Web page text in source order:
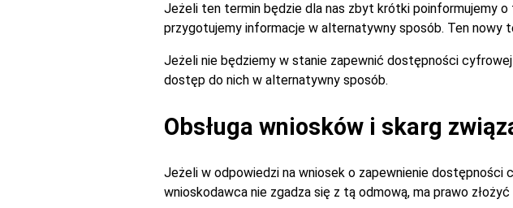
Jeżeli ten termin będzie dla nas zbyt krótki poinformujemy
przygotujemy informacje w alternatywny sposób. Ten nowy
Jeżeli nie będziemy w stanie zapewnić dostępności
dostęp do nich w alternatywny sposób.
Obsługa wniosków i skarg
Jeżeli w odpowiedzi na wniosek o zapewnienie
wnioskodawca nie zgadza się z tą odmową, ma prawo złożyć